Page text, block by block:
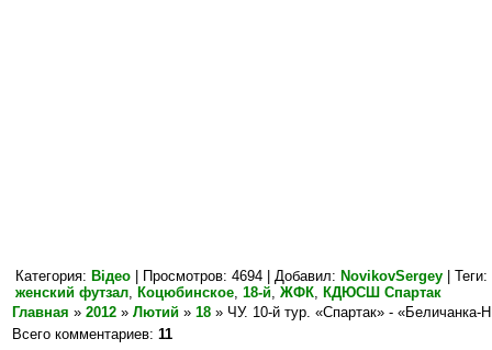
Категория: Відео | Просмотров: 4694 | Добавил: NovikovSergey | Теги:
женский футзал Коцюбинское 18-й ЖФК КДЮСШ Спартак
Главная » 2012 » Лютий » 18 » ЧУ. 10-й тур. «Спартак» -
Всего комментариев: 11